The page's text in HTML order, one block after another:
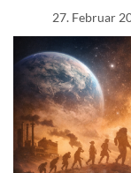
27. Februar